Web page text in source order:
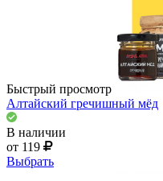
Быстрый просмотр
Алтайский гречишный мёд
В наличии
от 119
Выбрать